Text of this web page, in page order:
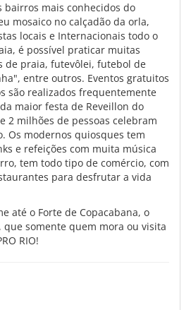
bairros mais conhecidos do
mosaico no calçadão da orla,
locais e Internacionais todo o
é possível praticar muitas
de praia, futevôlei, futebol de
entre outros. Eventos gratuitos
são realizados frequentemente
maior festa de Reveillon do
2 milhões de pessoas celebram
Os modernos quiosques tem
e refeições com muita música
tem todo tipo de comércio, com
para desfrutar a vida
até o Forte de Copacabana, o
somente quem mora ou visita
RIO!